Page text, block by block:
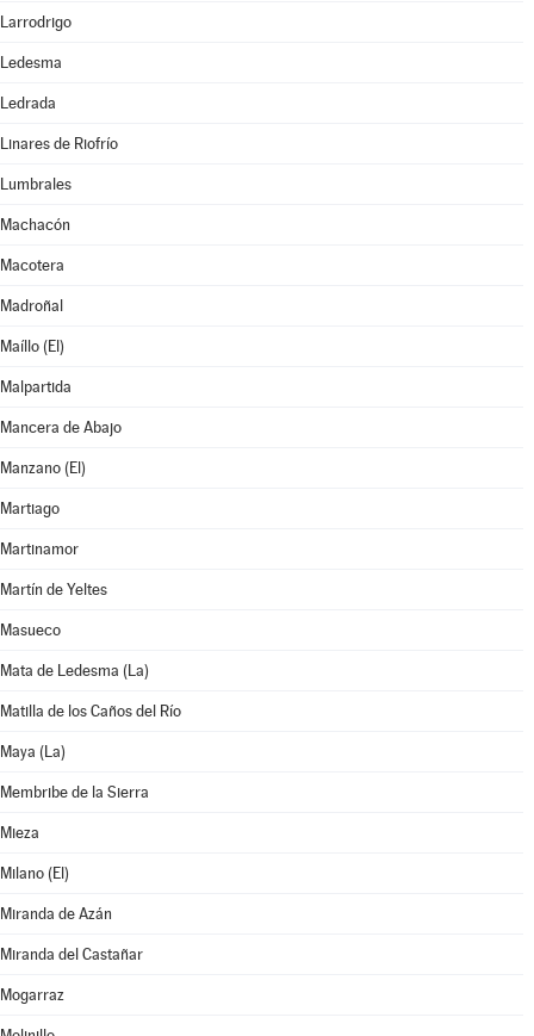
Larrodrigo
Ledesma
Ledrada
Linares de Riofrío
Lumbrales
Machacón
Macotera
Madroñal
Maíllo (El)
Malpartida
Mancera de Abajo
Manzano (El)
Martiago
Martinamor
Martín de Yeltes
Masueco
Mata de Ledesma (La)
Matilla de los Caños del Río
Maya (La)
Membribe de la Sierra
Mieza
Milano (El)
Miranda de Azán
Miranda del Castañar
Mogarraz